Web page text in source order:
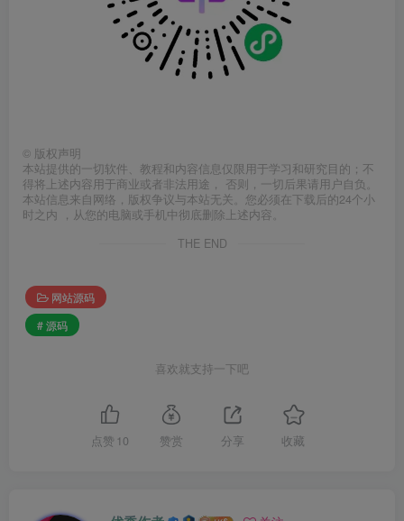
© 版权声明
本站提供的一切软件、教程和内容信息仅限用于学习和研究目的；不
得将上述内容用于商业或者非法用途， 否则，一切后果请用户自负。
本站信息来自网络，版权争议与本站无关。您必须在下载后的24个小
时之内 ，从您的电脑或手机中彻底删除上述内容。
THE END
网站源码
# 源码
喜欢就支持一下吧
点赞 10 赞赏 分享 收藏